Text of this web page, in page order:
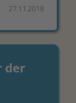
27.11.2018
der